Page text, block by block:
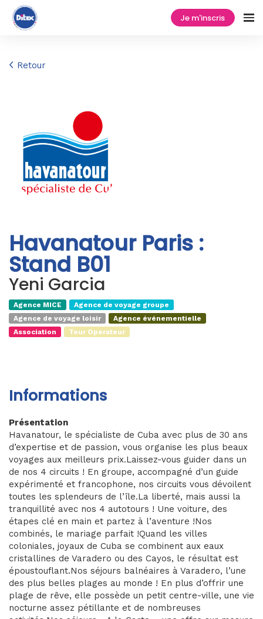
Je m'inscris
Retour
Havanatour Paris :
Stand B01
Yeni Garcia
Agence MICE
Agence de voyage groupe
Agence de voyage loisir
Agence événementielle
Association
Tour Operateur
Informations
Présentation
Havanatour, le spécialiste de Cuba avec plus de 30 ans
d’expertise et de passion, vous organise les plus beaux
voyages aux meilleurs prix.Laissez-vous guider dans un
de nos 4 circuits ! En groupe, accompagné d’un guide
expérimenté et francophone, nos circuits vous dévoilent
toutes les splendeurs de l’île.La liberté, mais aussi la
tranquillité avec nos 4 autotours ! Une voiture, des
étapes clé en main et partez à l’aventure !Nos
combinés, le mariage parfait !Quand les villes
coloniales, joyaux de Cuba se combinent aux eaux
cristallines de Varadero ou des Cayos, le résultat est
époustouflant.Nos séjours balnéaires à Varadero, l’une
des plus belles plages au monde ! En plus d’offrir une
plage de rêve, elle possède un petit centre-ville, une vie
nocturne assez pétillante et de nombreuses